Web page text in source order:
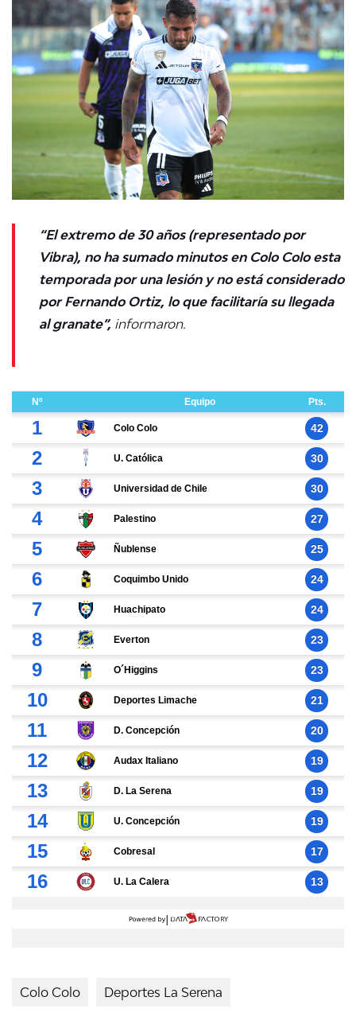
“El extremo de 30 años (representado por
Vibra), no ha sumado minutos en Colo Colo esta
temporada por una lesión y no está considerado
por Fernando Ortiz, lo que facilitaría su llegada
al granate”, informaron.
Colo Colo Deportes La Serena